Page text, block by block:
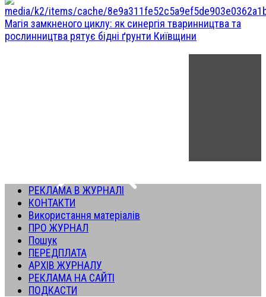
Магія замкненого циклу: як синергія тваринництва та
рослинництва рятує бідні ґрунти Київщини
РЕКЛАМА В ЖУРНАЛІ
КОНТАКТИ
Використання матеріалів
ПРО ЖУРНАЛ
Пошук
ПЕРЕДПЛАТА
АРХІВ ЖУРНАЛУ
РЕКЛАМА НА САЙТІ
ПОДКАСТИ